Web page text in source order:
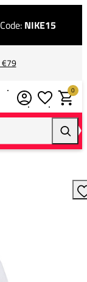
NIKE15
€79
0